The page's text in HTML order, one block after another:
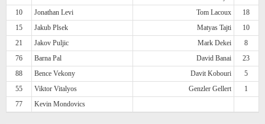
10
Jonathan Levi Tom Lacoux
18
15
Jakub Plsek Matyas Tajti
10
21
Jakov Puljic Mark Dekei
8
76
Barna Pal David Banai
23
88
Bence Vekony Davit Kobouri
5
55
Viktor Vitalyos Genzler Gellert
1
77
Kevin Mondovics